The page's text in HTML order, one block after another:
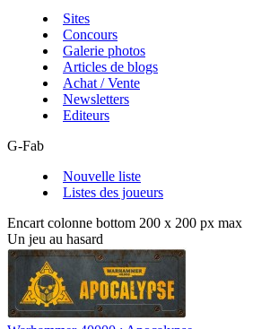
Sites
Concours
Galerie photos
Articles de blogs
Achat / Vente
Newsletters
Editeurs
G-Fab
Nouvelle liste
Listes des joueurs
Encart colonne bottom 200 x 200 px max
Un jeu au hasard